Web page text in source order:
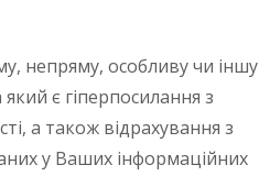
непряму, особливу чи іншу
є гіперпосилання з
а також відрахування з
у Ваших інформаційних